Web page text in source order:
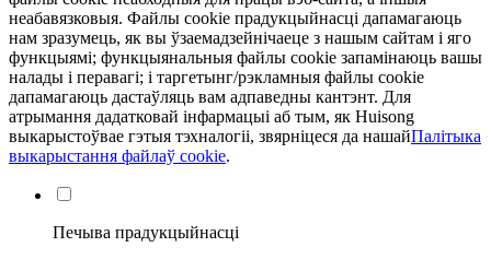
неабавязковыя. Файлы cookie прадукцыйнасці дапамагаюць
нам зразумець, як вы ўзаемадзейнічаеце з нашым сайтам і яго
функцыямі; функцыянальныя файлы cookie запамінаюць вашы
налады і перавагі; і таргетынг/рэкламныя файлы cookie
дапамагаюць дастаўляць вам адпаведны кантэнт. Для
атрымання дадатковай інфармацыі аб тым, як Huisong
выкарыстоўвае гэтыя тэхналогіі, звярніцеся да нашайПалітыка
выкарыстання файлаў cookie.
Печыва прадукцыйнасці